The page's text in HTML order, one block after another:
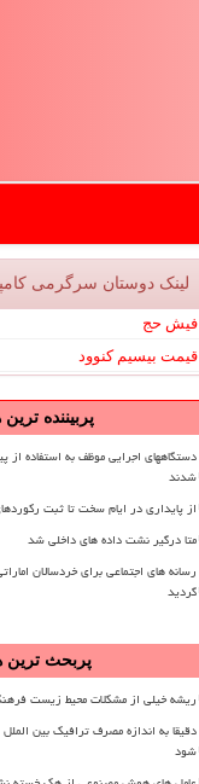
لینک دوستان سرگرمی
فیش حج
قیمت بیسیم کنوود
پربیننده ترین
دستگاههای اجرایی موظف به استفاده از
شدند
از پایداری در ایام سخت تا ثبت
متا درگیر نشت داده های داخلی شد
گردید
پربحث ترین
ریشه خیلی از مشکلات محیط زیست
دقیقا به اندازه مصرف ترافیک بین
شود